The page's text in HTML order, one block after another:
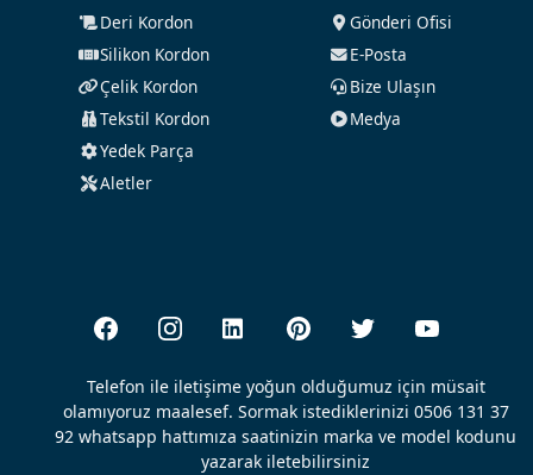
Deri Kordon
Silikon Kordon
Çelik Kordon
Tekstil Kordon
Yedek Parça
Aletler
Gönderi Ofisi
E-Posta
Bize Ulaşın
Medya
Telefon ile iletişime yoğun olduğumuz için müsait
olamıyoruz maalesef. Sormak istediklerinizi 0506 131 37
92 whatsapp hattımıza saatinizin marka ve model kodunu
yazarak iletebilirsiniz